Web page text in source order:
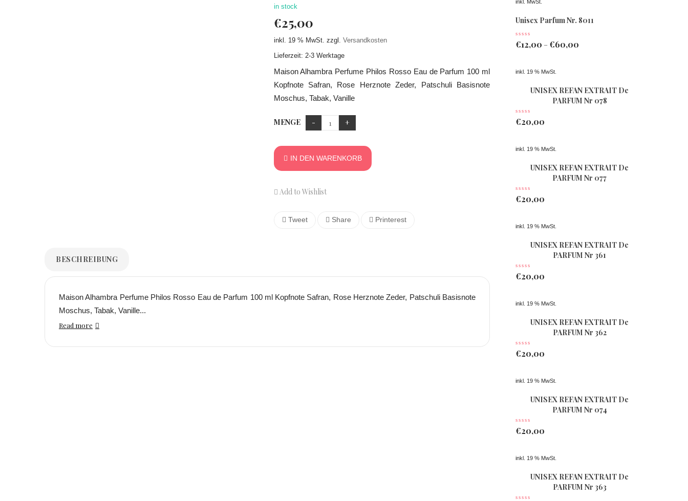
in stock
€25,00
inkl. 19 % MwSt. zzgl. Versandkosten
Lieferzeit: 2-3 Werktage
Maison Alhambra Perfume Philos Rosso Eau de Parfum 100 ml
Kopfnote Safran, Rose Herznote Zeder, Patschuli Basisnote
Moschus, Tabak, Vanille
MENGE
IN DEN WARENKORB
Add to Wishlist
Tweet Share Printerest
BESCHREIBUNG
Maison Alhambra Perfume Philos Rosso Eau de Parfum 100 ml Kopfnote Safran, Rose Herznote Zeder, Patschuli Basisnote
Moschus, Tabak, Vanille...
Read more
inkl. MwSt.
Unisex Parfum Nr. 8011
€12,00 – €60,00
inkl. 19 % MwSt.
UNISEX REFAN EXTRAIT De
PARFUM Nr 078
€20,00
inkl. 19 % MwSt.
UNISEX REFAN EXTRAIT De
PARFUM Nr 077
€20,00
inkl. 19 % MwSt.
UNISEX REFAN EXTRAIT De
PARFUM Nr 361
€20,00
inkl. 19 % MwSt.
UNISEX REFAN EXTRAIT De
PARFUM Nr 362
€20,00
inkl. 19 % MwSt.
UNISEX REFAN EXTRAIT De
PARFUM Nr 074
€20,00
inkl. 19 % MwSt.
UNISEX REFAN EXTRAIT De
PARFUM Nr 363